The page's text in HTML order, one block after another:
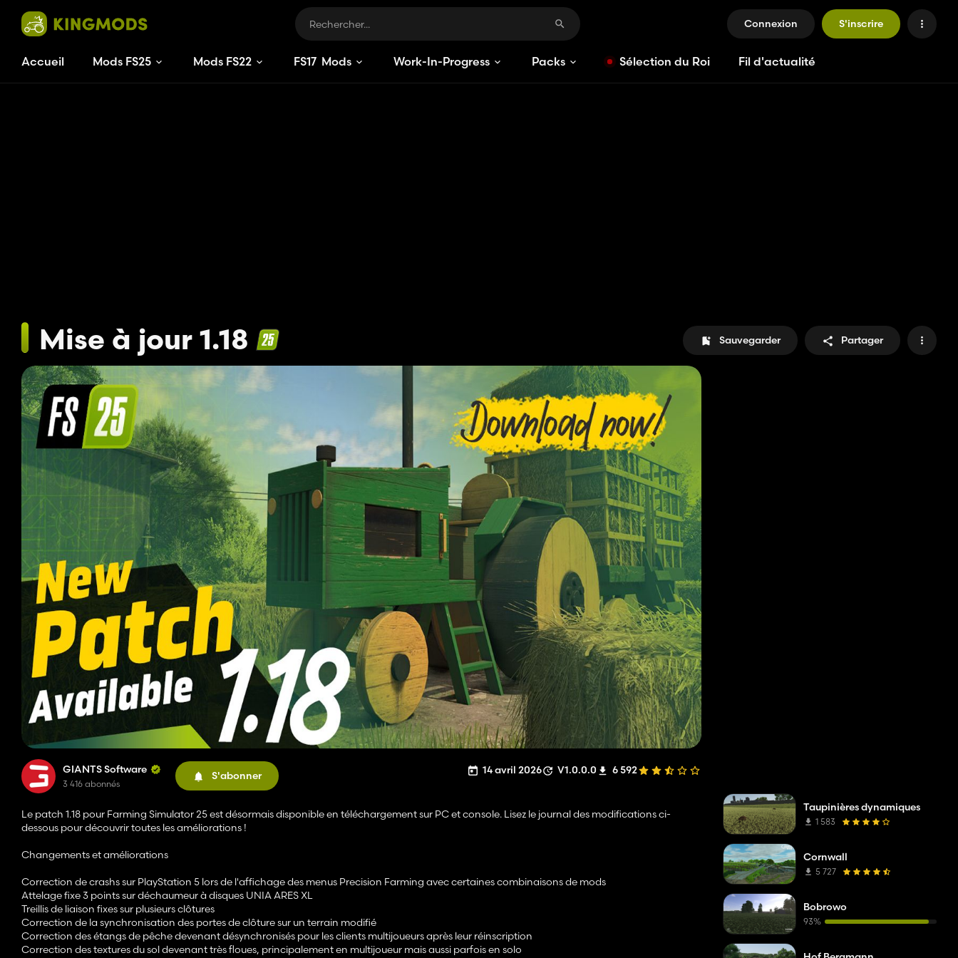
Connexion S'inscrire
Accueil Mods FS25 Mods FS22 FS17 Mods Work-In-Progress Packs Sélection du Roi Fil d'actualité
Mise à jour 1.18 Sauvegarder Partager
GIANTS Software
3 416 abonnés
S'abonner 14 avril 2026 V1.0.0.0 6 592
Le patch 1.18 pour Farming Simulator 25 est désormais disponible en téléchargement sur PC et console. Lisez le journal des modifications ci-
dessous pour découvrir toutes les améliorations !
Changements et améliorations
Correction de crashs sur PlayStation 5 lors de l'affichage des menus Precision Farming avec certaines combinaisons de mods
Attelage fixe 3 points sur déchaumeur à disques UNIA ARES XL
Treillis de liaison fixes sur plusieurs clôtures
Correction de la synchronisation des portes de clôture sur un terrain modifié
Correction des étangs de pêche devenant désynchronisés pour les clients multijoueurs après leur réinscription
Correction des textures du sol devenant très floues, principalement en multijoueur mais aussi parfois en solo
Taupinières dynamiques
1 583
Cornwall
5 727
Bobrowo
93%